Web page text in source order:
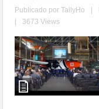
Publicado porTallyHo
3673 Views